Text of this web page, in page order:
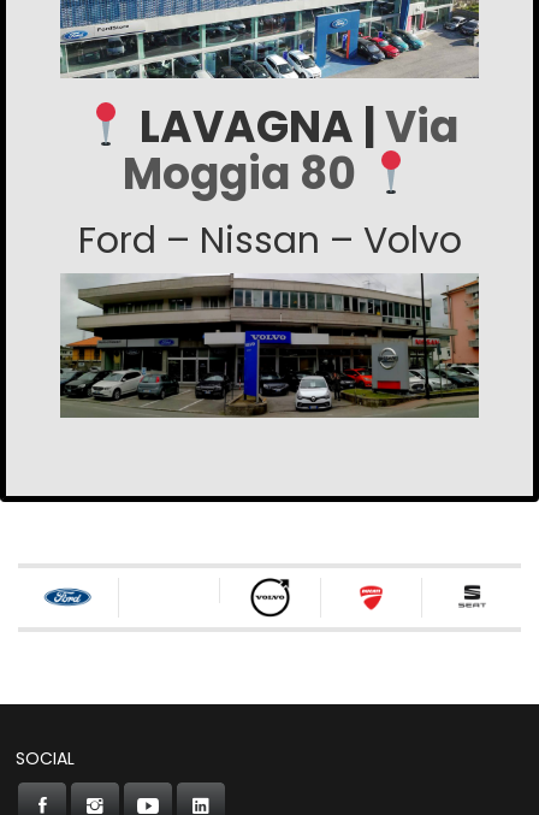
LAVAGNA |Via
Moggia 80
Ford – Nissan – Volvo
SOCIAL